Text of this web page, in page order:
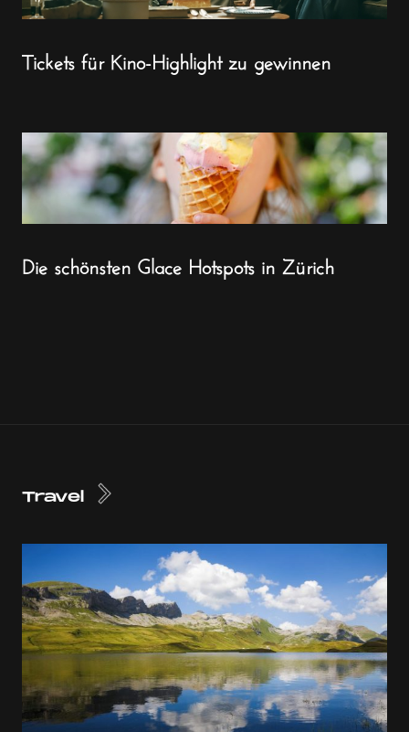
Tickets für Kino-Highlight zu gewinnen
Die schönsten Glace Hotspots in Zürich
Travel